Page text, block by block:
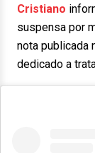
Cristiano
suspensa por
nota publicada
dedicado a